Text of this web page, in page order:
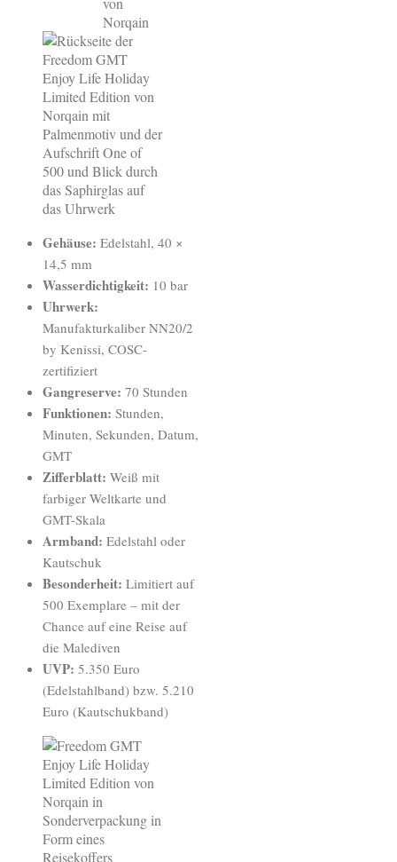
Gehäuse: Edelstahl, 40 ×
14,5 mm
Wasserdichtigkeit: 10 bar
Uhrwerk:
Manufakturkaliber NN20/2
by Kenissi, COSC-
zertifiziert
Gangreserve: 70 Stunden
Funktionen: Stunden,
Minuten, Sekunden, Datum,
GMT
Zifferblatt: Weiß mit
farbiger Weltkarte und
GMT-Skala
Armband: Edelstahl oder
Kautschuk
Besonderheit: Limitiert auf
500 Exemplare – mit der
Chance auf eine Reise auf
die Malediven
UVP: 5.350 Euro
(Edelstahlband) bzw. 5.210
Euro (Kautschukband)